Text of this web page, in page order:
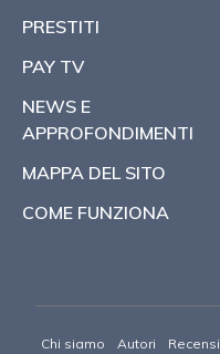
PRESTITI
PAY TV
NEWS E
APPROFONDIMENTI
MAPPA DEL SITO
COME FUNZIONA
Chi siamo Autori